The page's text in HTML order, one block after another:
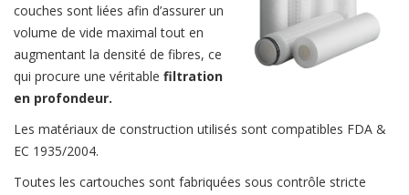
couches sont liées afin d’assurer un
volume de vide maximal tout en
augmentant la densité de fibres, ce
qui procure une véritable filtration
en profondeur.
Les matériaux de construction utilisés sont compatibles FDA &
EC 1935/2004.
Toutes les cartouches sont fabriquées sous contrôle stricte